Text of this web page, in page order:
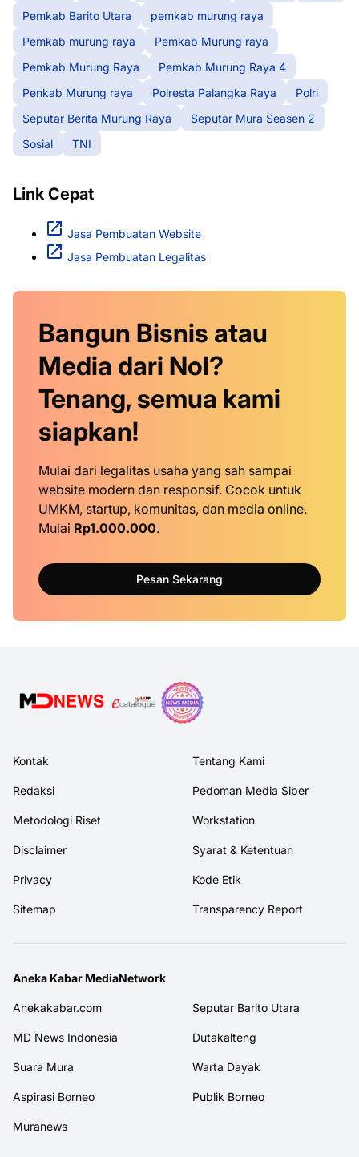
Pemkab Barito Utara
pemkab murung raya
Pemkab murung raya
Pemkab Murung raya
Pemkab Murung Raya
Pemkab Murung Raya 4
Penkab Murung raya
Polresta Palangka Raya
Polri
Seputar Berita Murung Raya
Seputar Mura Seasen 2
Sosial
TNI
Link Cepat
Jasa Pembuatan Website
Jasa Pembuatan Legalitas
Bangun Bisnis atau
Media dari Nol?
Tenang, semua kami
siapkan!
Mulai dari legalitas usaha yang sah sampai
website modern dan responsif. Cocok untuk
UMKM, startup, komunitas, dan media online.
Mulai Rp1.000.000.
Pesan Sekarang
Kontak Tentang Kami
Redaksi Pedoman Media Siber
Metodologi Riset Workstation
Disclaimer Syarat & Ketentuan
Privacy Kode Etik
Sitemap Transparency Report
Aneka Kabar MediaNetwork
Anekakabar.com Seputar Barito Utara
MD News Indonesia Dutakalteng
Suara Mura Warta Dayak
Aspirasi Borneo Publik Borneo
Muranews